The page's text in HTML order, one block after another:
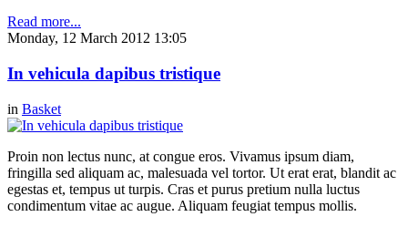
Read more...
Monday, 12 March 2012 13:05
In vehicula dapibus tristique
in Basket
Proin non lectus nunc, at congue eros. Vivamus ipsum diam,
fringilla sed aliquam ac, malesuada vel tortor. Ut erat erat, blandit ac
egestas et, tempus ut turpis. Cras et purus pretium nulla luctus
condimentum vitae ac augue. Aliquam feugiat tempus mollis.